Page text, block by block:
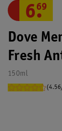
Dove
Fresh
150ml
6.
69